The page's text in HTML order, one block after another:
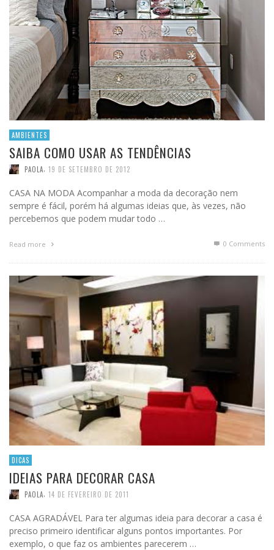
AMBIENTES
SAIBA COMO USAR AS TENDÊNCIAS
PAOLA 19 DE SETEMBRO DE 2012
CASA NA MODA Acompanhar a moda da decoração nem
sempre é fácil, porém há algumas ideias que, às vezes, não
percebemos que podem mudar todo …
Read more 0 Comments
DICAS
IDEIAS PARA DECORAR CASA
PAOLA 14 DE FEVEREIRO DE 2011
CASA AGRADÁVEL Para ter algumas ideia para decorar a casa é
preciso primeiro identificar alguns pontos importantes. Por
exemplo, o que faz os ambientes parecerem …